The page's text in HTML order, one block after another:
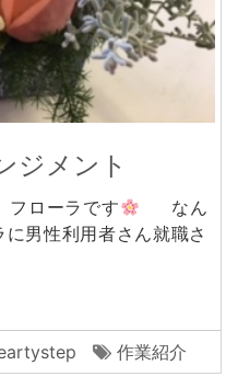
ジメント
ローラです
なん
男性利用者さん就職さ
作業紹介